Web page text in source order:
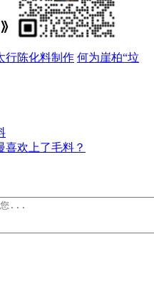
行陈化料制作 何为崖柏“垃
喜欢上了毛料？